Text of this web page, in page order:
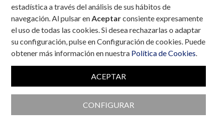
estadística a través del análisis de sus hábitos de
navegación. Al pulsar enAceptarconsiente expresamente
el uso de todas las cookies. Si desea rechazarlas o adaptar
su configuración, pulse en Configuración de cookies. Puede
obtener más información en nuestra Política de Cookies.
ACEPTAR
CONFIGURAR
Colaboran con la Fundación